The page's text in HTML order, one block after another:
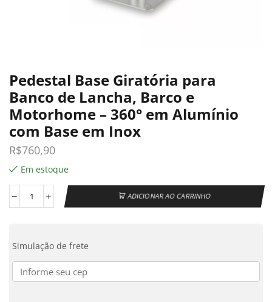
Pedestal Base Giratória para
Banco de Lancha, Barco e
Motorhome – 360° em Alumínio
com Base em Inox
R$760,90
Em estoque
ADICIONAR AO CARRINHO
Simulação de frete